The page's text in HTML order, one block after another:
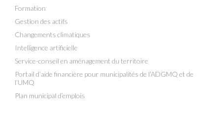
Formation
Gestion des actifs
Changements climatiques
Intelligence artificielle
Service-conseil en aménagement du territoire
Portail d’aide financière pour municipalités de l’ADGMQ et de
l’UMQ
Plan municipal d’emplois